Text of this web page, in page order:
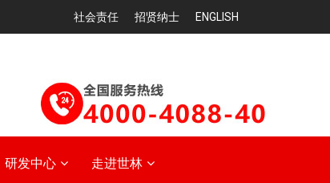
社会责任 招贤纳士 ENGLISH
研发中心 走进世林